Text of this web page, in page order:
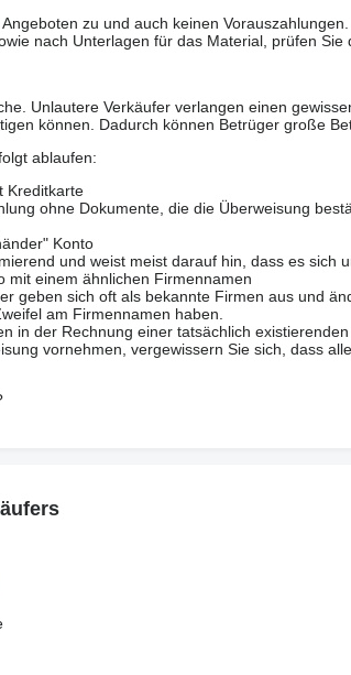
zu und auch keinen
nach Unterlagen für das Material, prüfen
Unlautere Verkäufer verlangen einen
können. Dadurch können Betrüger große
ablaufen:
Kreditkarte
ohne Dokumente, die die Überweisung
Konto
und weist meist darauf hin, dass es sich
mit einem ähnlichen Firmennamen
geben sich oft als bekannte Firmen aus und
am Firmennamen haben.
in der Rechnung einer tatsächlich
vornehmen, vergewissern Sie sich, dass